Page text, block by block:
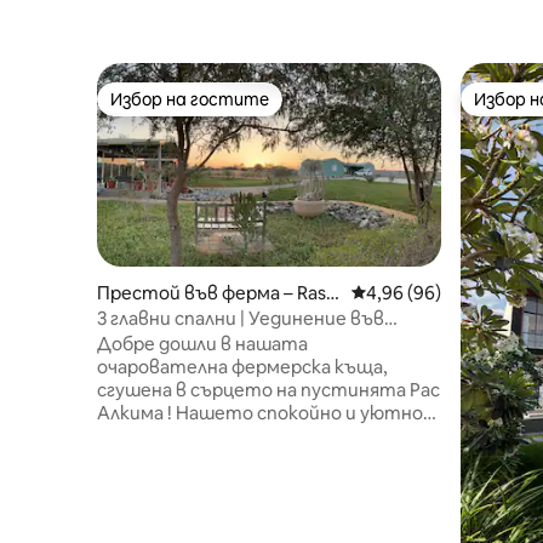
Избор на гостите
Избор на гостите
Престой във ферма – Ras
Al-Khaimah
Средна оценка: 4,96
4,96 (96)
3 главни спални | Уединение във
ферма Desert Hut
Добре дошли в нашата
очарователна фермерска къща,
сгушена в сърцето на пустинята Рас
Алкима ! Нашето спокойно и уютно
Избор
Избор